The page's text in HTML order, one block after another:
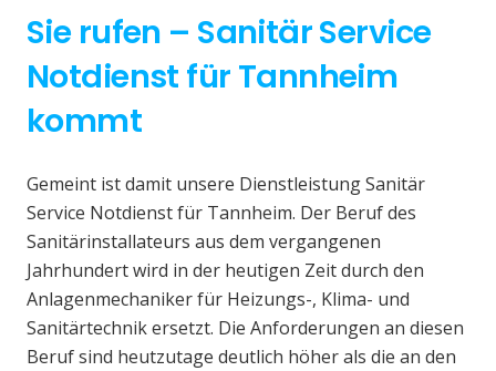
Sie rufen – Sanitär Service
Notdienst für Tannheim
kommt
Gemeint ist damit unsere Dienstleistung Sanitär
Service Notdienst für Tannheim. Der Beruf des
Sanitärinstallateurs aus dem vergangenen
Jahrhundert wird in der heutigen Zeit durch den
Anlagenmechaniker für Heizungs-, Klima- und
Sanitärtechnik ersetzt. Die Anforderungen an diesen
Beruf sind heutzutage deutlich höher als die an den